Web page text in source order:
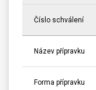
Číslo schválení
Název přípravku
Forma přípravku